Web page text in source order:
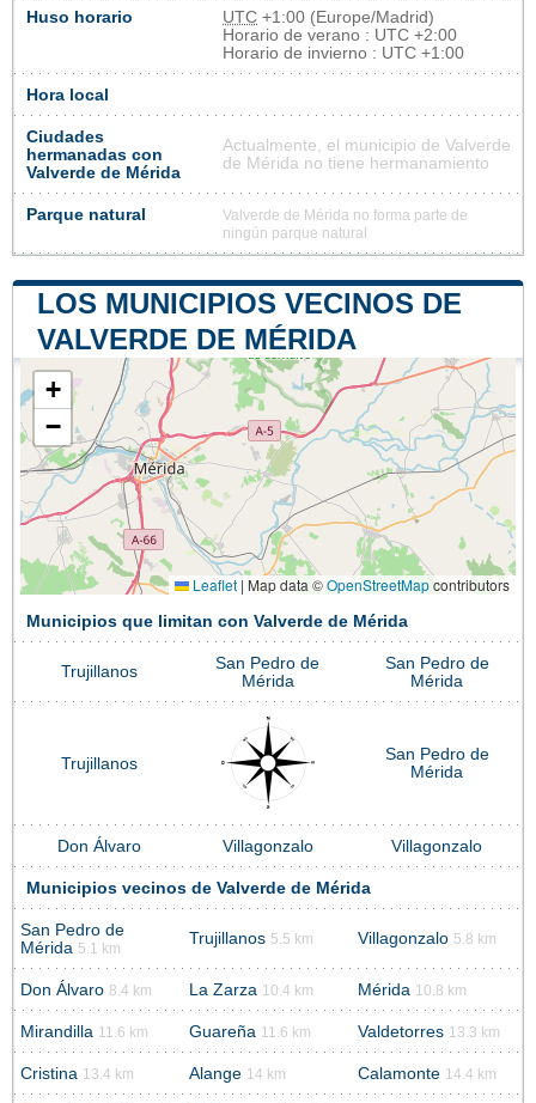
Huso horario UTC +1:00 (Europe/Madrid)
Horario de verano : UTC +2:00
Horario de invierno : UTC +1:00
Hora local
Ciudades
hermanadas con
Valverde de Mérida
Actualmente, el municipio de Valverde
de Mérida no tiene hermanamiento
Parque natural
Valverde de Mérida no forma parte de
ningún parque natural
LOS MUNICIPIOS VECINOS DE
VALVERDE DE MÉRIDA
+
−
Leaflet | Map data ©OpenStreetMapcontributors
Municipios que limitan con Valverde de Mérida
Trujillanos
San Pedro de
Mérida
San Pedro de
Mérida
Trujillanos
San Pedro de
Mérida
Don Álvaro Villagonzalo Villagonzalo
Municipios vecinos de Valverde de Mérida
San Pedro de
Mérida 5.1 km
Trujillanos 5.5 km Villagonzalo 5.8 km
Don Álvaro 8.4 km La Zarza 10.4 km Mérida 10.8 km
Mirandilla 11.6 km Guareña 11.6 km Valdetorres 13.3 km
Cristina 13.4 km Alange 14 km Calamonte 14.4 km